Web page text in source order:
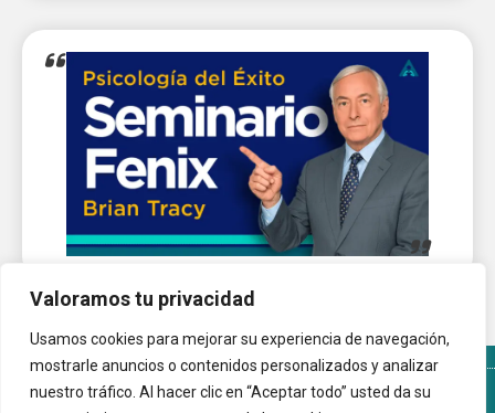
Valoramos tu privacidad
Usamos cookies para mejorar su experiencia de navegación,
mostrarle anuncios o contenidos personalizados y analizar
nuestro tráfico. Al hacer clic en “Aceptar todo” usted da su
Política de Cookies